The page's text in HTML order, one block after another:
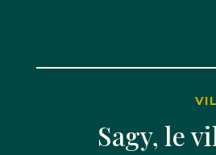
Sagy, le